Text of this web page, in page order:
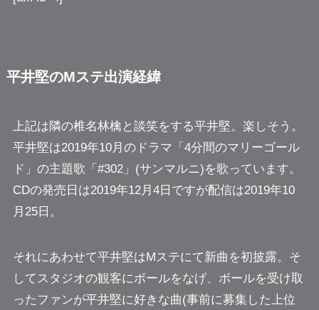
平井堅のMステ出演経緯
上記は隣の椎名林檎と談笑をする平井堅。楽しそう。
平井堅は2019年10月のドラマ「4分間のマリーゴール
ド」の主題歌「#302」(サンマルニ)を歌っています。
CDの発売日は2019年12月4日ですが配信は2019年10
月25日。
それにあわせて平井堅はMステにて新曲を初披露。そ
してスタジオの観客にボールをなげ、ボールを受け取
ったファンが平井堅に好きな曲(事前に募集した上位